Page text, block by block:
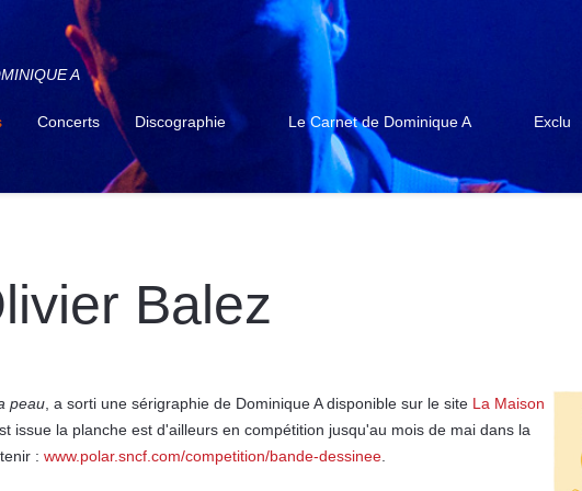
A
Concerts Discographie Le Carnet de Dominique A Exclu
Balez
peau, a sorti une sérigraphie de Dominique A disponible sur le site La Maison
issue la planche est d'ailleurs en compétition jusqu'au mois de mai dans la
: www.polar.sncf.com/competition/bande-dessinee.